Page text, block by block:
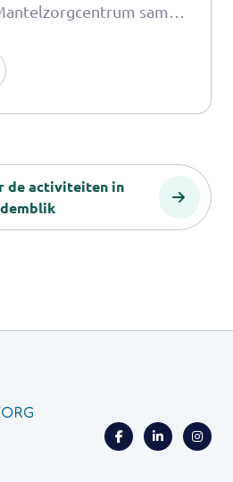
samen
plezier en
de activiteiten in